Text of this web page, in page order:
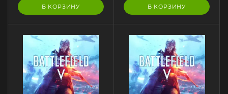
В КОРЗИНУ В КОРЗИНУ